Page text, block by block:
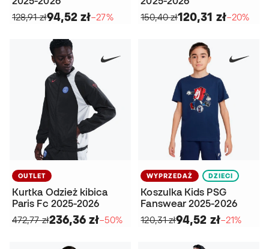
128,91 zł94,52 zł−27%
150,40 zł120,31 zł−20%
OUTLET
Kurtka Odzież kibica
Paris Fc 2025-2026
472,77 zł236,36 zł−50%
WYPRZEDAŻ DZIECI
Koszulka Kids PSG
Fanswear 2025-2026
120,31 zł94,52 zł−21%